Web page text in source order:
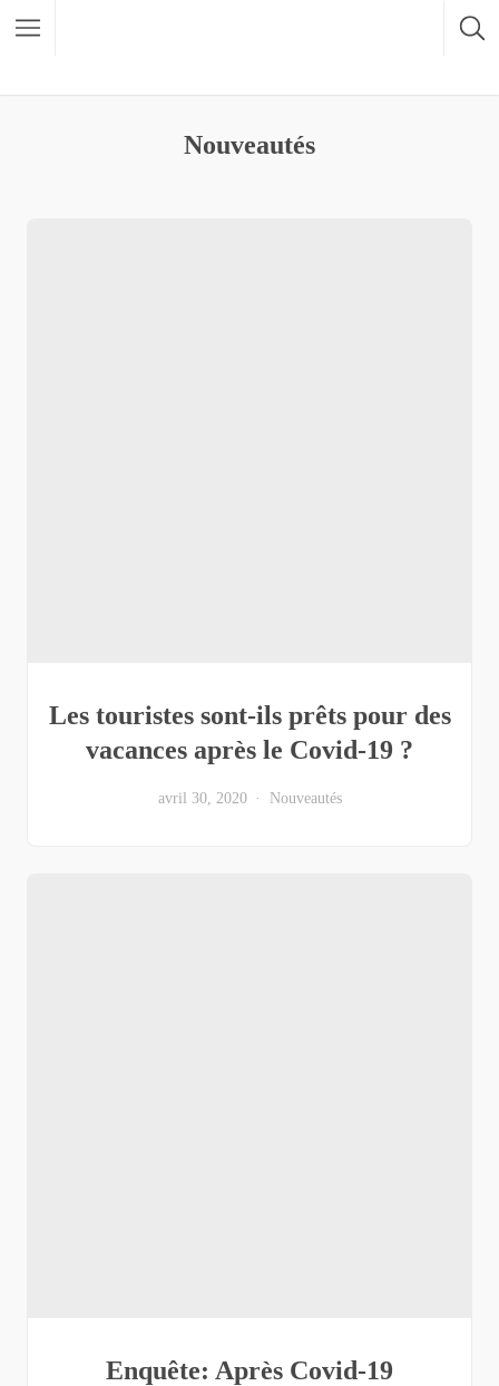
Nouveautés
Les touristes sont-ils prêts pour des
vacances après le Covid-19 ?
avril 30, 2020 Nouveautés
Enquête: Après Covid-19